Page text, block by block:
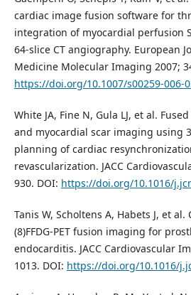
cardiac image fusion software for
integration of myocardial perfusion
64-slice CT angiography. European
Medicine Molecular Imaging 2007;
https://doi.org/10.1007/s00259-006-
White JA, Fine N, Gula LJ, et al.
and myocardial scar imaging using
planning of cardiac
revascularization. JACC
930. DOI: https://doi.org/10.1016/
Tanis W, Scholtens A, Habets J, et
(8)FFDG-PET fusion imaging for
endocarditis. JACC Cardiovascular
1013. DOI: https://doi.org/10.1016/